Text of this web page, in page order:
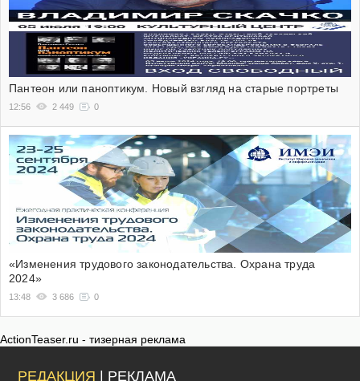
Пантеон или паноптикум. Новый взгляд на старые портреты
12:56 2 449 0
«Изменения трудового законодательства. Охрана труда
2024»
13:48 3 686 0
ActionTeaser.ru - тизерная реклама
РЕДАКЦИЯ | РЕКЛАМА